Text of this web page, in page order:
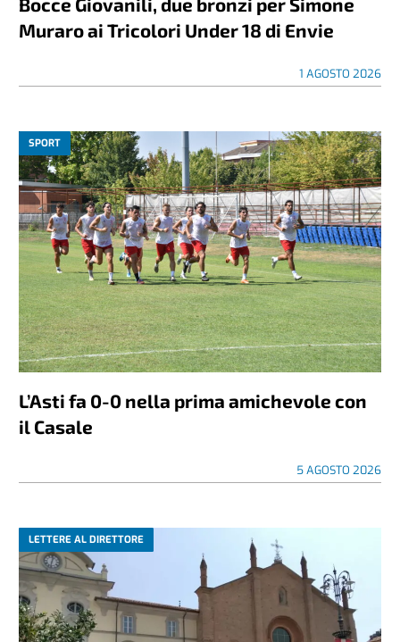
Muraro ai Tricolori Under 18 di Envie
1 AGOSTO 2026
SPORT
L’Asti fa 0-0 nella prima amichevole con
il Casale
5 AGOSTO 2026
LETTERE AL DIRETTORE